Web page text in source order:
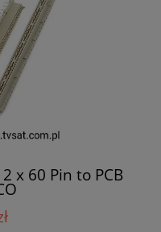
x 60 Pin to PCB